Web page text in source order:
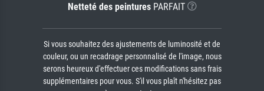
Netteté des peinturesPARFAIT
Si vous souhaitez des ajustements de luminosité et de
couleur, ou un recadrage personnalisé de l'image, nous
serons heureux d'effectuer ces modifications sans frais
supplémentaires pour vous. S'il vous plaît n'hésitez pas